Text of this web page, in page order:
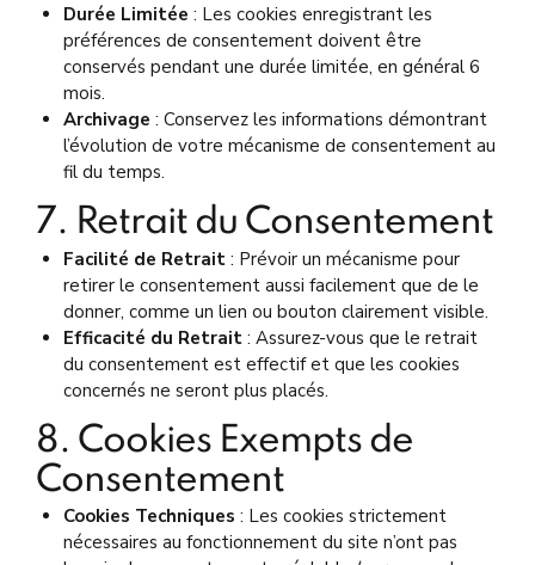
Durée Limitée : Les cookies enregistrant les
préférences de consentement doivent être
conservés pendant une durée limitée, en général 6
mois.
Archivage : Conservez les informations démontrant
l’évolution de votre mécanisme de consentement au
fil du temps.
7. Retrait du Consentement
Facilité de Retrait: Prévoir un mécanisme pour
retirer le consentement aussi facilement que de le
donner, comme un lien ou bouton clairement visible.
Efficacité du Retrait: Assurez-vous que le retrait
du consentement est effectif et que les cookies
concernés ne seront plus placés.
8. Cookies Exempts de
Consentement
Cookies Techniques : Les cookies strictement
nécessaires au fonctionnement du site n’ont pas